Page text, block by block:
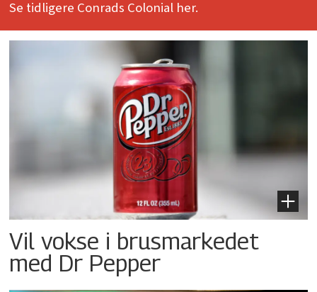
Se tidligere Conrads Colonial her.
Vil vokse i brusmarkedet
med Dr Pepper